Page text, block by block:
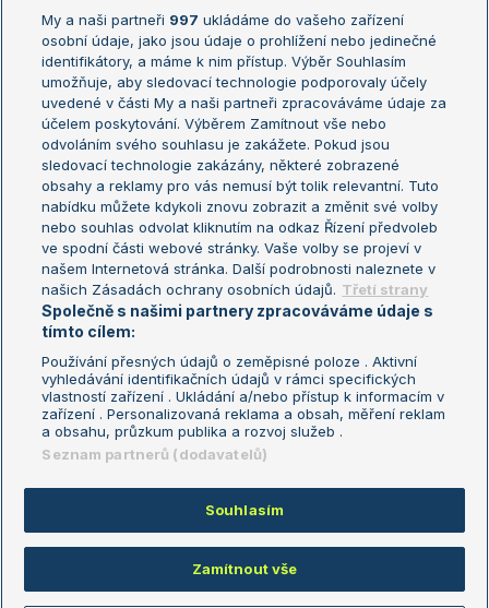
Žebříček ATP (muži)
Žebříček WTA (ženy)
Sázkařský žebříček
Australian Open
French Open
Wimbledon
US Open
Turnaj mistrů
Turnaj mistryň
Aktualní trendy
Fotbalové přestupy
Livesport Daily
LS Prague Open
Podmínky užití
Nastavení soukromí
GDPR a žurnalistika
Reklama
Kontakt
Informace o zpracování osobních
údajů
Copyright © 2008-2026 TenisPortal.cz. Využíváme zpravodajství ČTK.
My a naši partneři 997 ukládáme do vašeho zařízení
osobní údaje, jako jsou údaje o prohlížení nebo jedinečné
identifikátory, a máme k nim přístup. Výběr Souhlasím
umožňuje, aby sledovací technologie podporovaly účely
uvedené v části My a naši partneři zpracováváme údaje za
účelem poskytování. Výběrem Zamítnout vše nebo
odvoláním svého souhlasu je zakážete. Pokud jsou
sledovací technologie zakázány, některé zobrazené
obsahy a reklamy pro vás nemusí být tolik relevantní. Tuto
nabídku můžete kdykoli znovu zobrazit a změnit své volby
nebo souhlas odvolat kliknutím na odkaz Řízení předvoleb
ve spodní části webové stránky. Vaše volby se projeví v
našem Internetová stránka. Další podrobnosti naleznete v
našich Zásadách ochrany osobních údajů. Třetí strany
Společně s našimi partnery zpracováváme údaje s
tímto cílem:
Používání přesných údajů o zeměpisné poloze . Aktivní
vyhledávání identifikačních údajů v rámci specifických
vlastností zařízení . Ukládání a/nebo přístup k informacím v
zařízení . Personalizovaná reklama a obsah, měření reklam
a obsahu, průzkum publika a rozvoj služeb .
Seznam partnerů (dodavatelů)
Souhlasím
Zamítnout vše